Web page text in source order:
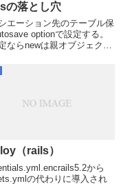
の落とし穴
エーション先のテーブル保
optionで設定する。
ならnewは親オブジェクト
い。rails g modelやrails g
をする際にルーティン
（rails）
から
の代わりに導入され